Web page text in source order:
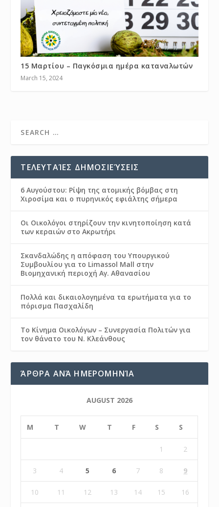
15 Μαρτίου – Παγκόσμια ημέρα καταναλωτών
March 15, 2024
ΤΕΛΕΥΤΑΊΕΣ ΔΗΜΟΣΙΕΎΣΕΙΣ
6 Αυγούστου: Ρίψη της ατομικής βόμβας στη
Χιροσίμα και ο πυρηνικός εφιάλτης σήμερα
Οι Οικολόγοι στηρίζουν την κινητοποίηση κατά
των κεραιών στο Ακρωτήρι
Σκανδαλώδης η απόφαση του Υπουργικού
Συμβουλίου για το Limassol Mall στην
Βιομηχανική περιοχή Αγ. Αθανασίου
Πολλά και δικαιολογημένα τα ερωτήματα για το
πόρισμα Πασχαλίδη
Το Κίνημα Οικολόγων – Συνεργασία Πολιτών για
τον θάνατο του Ν. Κλεάνθους
ΆΡΘΡΑ ΑΝΆ ΗΜΕΡΟΜΗΝΊΑ
AUGUST 2026
M T W T F S S
1 2
3 4 5 6 7 8 9
10 11 12 13 14 15 16